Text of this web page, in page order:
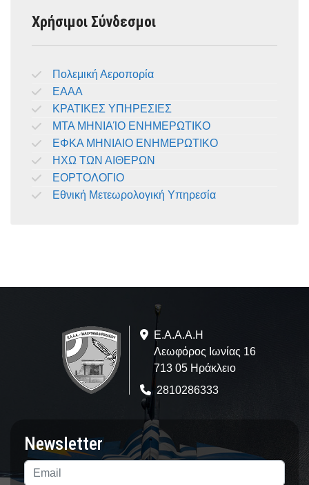
Χρήσιμοι Σύνδεσμοι
Πολεμική Αεροπορία
ΕΑΑΑ
ΚΡΑΤΙΚΕΣ ΥΠΗΡΕΣΙΕΣ
ΜΤΑ ΜΗΝΙΑΊΟ ΕΝΗΜΕΡΩΤΙΚΟ
ΕΦΚΑ ΜΗΝΙΑΙΟ ΕΝΗΜΕΡΩΤΙΚΟ
ΗΧΩ ΤΩΝ ΑΙΘΕΡΩΝ
ΕΟΡΤΟΛΟΓΙΟ
Εθνική Μετεωρολογική Υπηρεσία
Ε.A.Α.Α.Η
Λεωφόρος Ιωνίας 16
713 05 Ηράκλειο
2810286333
Newsletter